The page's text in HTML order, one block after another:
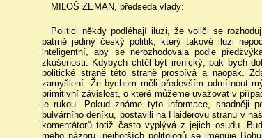
MILOŠ ZEMAN, předseda vlády:
Politici někdy podléhají iluzi, že voliči se
patrně jediný český politik, který takové iluzi
inteligentní, aby se nerozhodovala podle
zkušenosti. Kdybych chtěl být ironický, pak bych
politické straně této straně prospívá a naopak.
zamyšlení. Že bychom měli především odmítnout
primitivní závislost, o které můžeme uvažovat v
je rukou. Pokud známe tyto informace, snadněji
bulvárního deníku, postavili na Haiderovu stranu v
komentátorů totiž často vyplývá z jejich osudu.
mého názoru, nejhorších politologů se jmenuje